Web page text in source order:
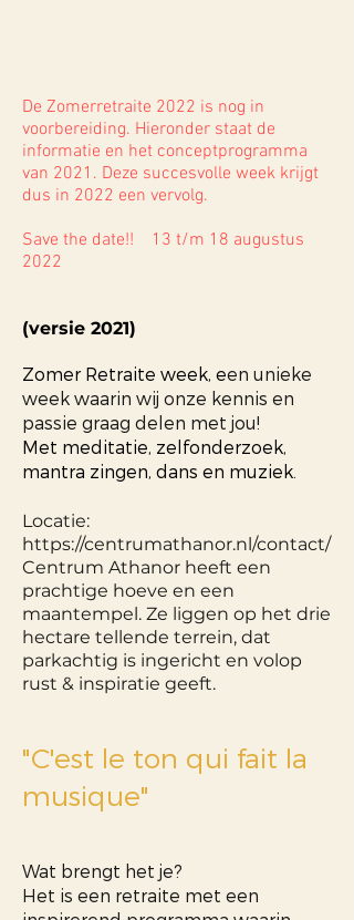
De Zomerretraite 2022 is nog in
voorbereiding. Hieronder staat de
informatie en het conceptprogramma
van 2021. Deze succesvolle week krijgt
dus in 2022 een vervolg.
Save the date!! 13 t/m 18 augustus
2022
(versie 2021)
Zomer Retraite week, een unieke
week waarin wij onze kennis en
passie graag delen met jou!
Met meditatie, zelfonderzoek,
mantra zingen, dans en muziek.
Locatie:
https://centrumathanor.nl/contact/
Centrum Athanor heeft een
prachtige hoeve en een
maantempel. Ze liggen op het drie
hectare tellende terrein, dat
parkachtig is ingericht en volop
rust & inspiratie geeft.
"C'est le ton qui fait la
musique"
Wat brengt het je?
Het is een retraite met een